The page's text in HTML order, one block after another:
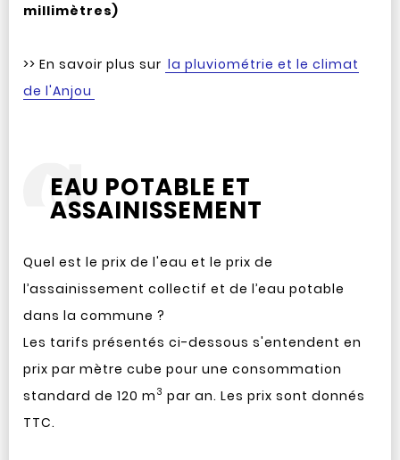
millimètres)
>> En savoir plus sur la pluviométrie et le climat
de l'Anjou
EAU POTABLE ET
ASSAINISSEMENT
Quel est le prix de l'eau et le prix de
l’assainissement collectif et de l’eau potable
dans la commune ?
Les tarifs présentés ci-dessous s'entendent en
prix par mètre cube pour une consommation
standard de 120 m 3 par an. Les prix sont donnés
TTC.